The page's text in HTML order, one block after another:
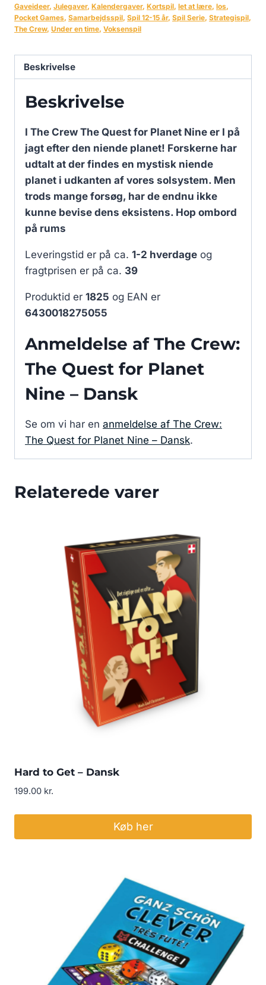
Gaveideer, Julegaver, Kalendergaver, Kortspil, let at lære, los,
Pocket Games, Samarbejdsspil, Spil 12-15 år, Spil Serie, Strategispil,
The Crew, Under en time, Voksenspil
Beskrivelse
Beskrivelse
I The Crew The Quest for Planet Nine er I på
jagt efter den niende planet! Forskerne har
udtalt at der findes en mystisk niende
planet i udkanten af vores solsystem. Men
trods mange forsøg, har de endnu ikke
kunne bevise dens eksistens. Hop ombord
på rums
Leveringstid er på ca. 1-2 hverdage og
fragtprisen er på ca. 39
Produktid er 1825 og EAN er
6430018275055
Anmeldelse af The Crew:
The Quest for Planet
Nine – Dansk
Se om vi har en anmeldelse af The Crew:
The Quest for Planet Nine – Dansk.
Relaterede varer
Hard to Get – Dansk
199.00 kr.
Køb her